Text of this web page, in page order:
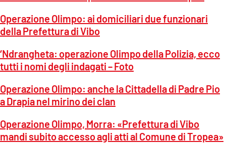
Operazione Olimpo: ai domiciliari due funzionari
della Prefettura di Vibo
‘Ndrangheta: operazione Olimpo della Polizia, ecco
tutti i nomi degli indagati – Foto
Operazione Olimpo: anche la Cittadella di Padre Pio
a Drapia nel mirino dei clan
Operazione Olimpo, Morra: «Prefettura di Vibo
mandi subito accesso agli atti al Comune di Tropea»